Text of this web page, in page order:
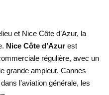
et Nice Côte d’Azur, la
Nice Côte d’Azur est
régulière, avec un
grande ampleur. Cannes
l’aviation générale, les